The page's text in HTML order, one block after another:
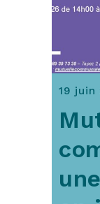
19 juin